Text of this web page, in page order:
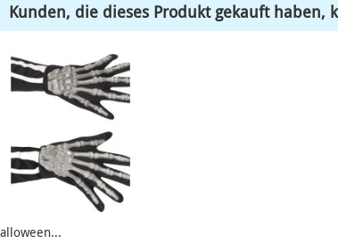
Kunden, die dieses Produkt gekauft haben,